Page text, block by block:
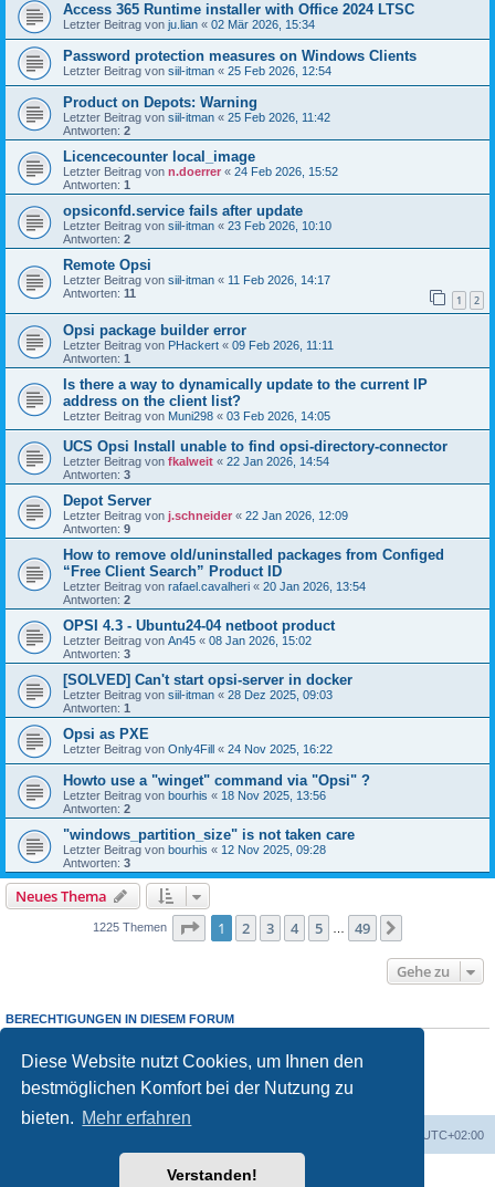
Diese Website nutzt Cookies, um Ihnen den
bestmöglichen Komfort bei der Nutzung zu
bieten. Mehr erfahren
Verstanden!
Access 365 Runtime installer with Office 2024 LTSC
Letzter Beitrag von ju.lian « 02 Mär 2026, 15:34
Password protection measures on Windows Clients
Letzter Beitrag von siil-itman « 25 Feb 2026, 12:54
Product on Depots: Warning
Letzter Beitrag von siil-itman « 25 Feb 2026, 11:42
Antworten: 2
Licencecounter local_image
Letzter Beitrag von n.doerrer « 24 Feb 2026, 15:52
Antworten: 1
opsiconfd.service fails after update
Letzter Beitrag von siil-itman « 23 Feb 2026, 10:10
Antworten: 2
Remote Opsi
Letzter Beitrag von siil-itman « 11 Feb 2026, 14:17
Antworten: 11 1 2
Opsi package builder error
Letzter Beitrag von PHackert « 09 Feb 2026, 11:11
Antworten: 1
Is there a way to dynamically update to the current IP
address on the client list?
Letzter Beitrag von Muni298 « 03 Feb 2026, 14:05
UCS Opsi Install unable to find opsi-directory-connector
Letzter Beitrag von fkalweit « 22 Jan 2026, 14:54
Antworten: 3
Depot Server
Letzter Beitrag von j.schneider « 22 Jan 2026, 12:09
Antworten: 9
How to remove old/uninstalled packages from Configed
“Free Client Search” Product ID
Letzter Beitrag von rafael.cavalheri « 20 Jan 2026, 13:54
Antworten: 2
OPSI 4.3 - Ubuntu24-04 netboot product
Letzter Beitrag von An45 « 08 Jan 2026, 15:02
Antworten: 3
[SOLVED] Can't start opsi-server in docker
Letzter Beitrag von siil-itman « 28 Dez 2025, 09:03
Antworten: 1
Opsi as PXE
Letzter Beitrag von Only4Fill « 24 Nov 2025, 16:22
Howto use a "winget" command via "Opsi" ?
Letzter Beitrag von bourhis « 18 Nov 2025, 13:56
Antworten: 2
"windows_partition_size" is not taken care
Letzter Beitrag von bourhis « 12 Nov 2025, 09:28
Antworten: 3
Neues Thema
1225 Themen Seite 1von 49
1 2 3 4 5 49
Gehe zu
BERECHTIGUNGEN IN DIESEM FORUM
Sie dürfenkeineAntworten zu Themen in diesem Forum erstellen.
Sie dürfen Ihre Beiträge in diesem Forumnicht ändern.
Sie dürfen Ihre Beiträge in diesem Forumnichtlöschen.
keine
UTC+02:00
Powered byphpBB® Forum Software © phpBB Limited